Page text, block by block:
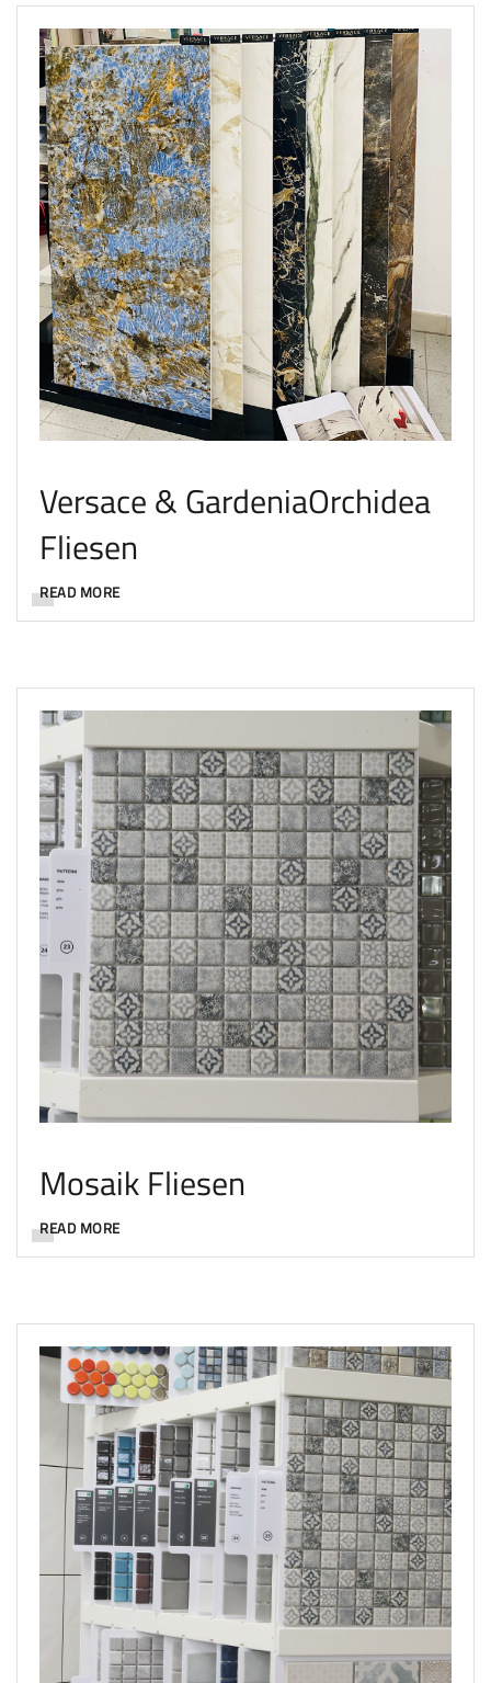
Versace & GardeniaOrchidea
Fliesen
READ MORE
Mosaik Fliesen
READ MORE